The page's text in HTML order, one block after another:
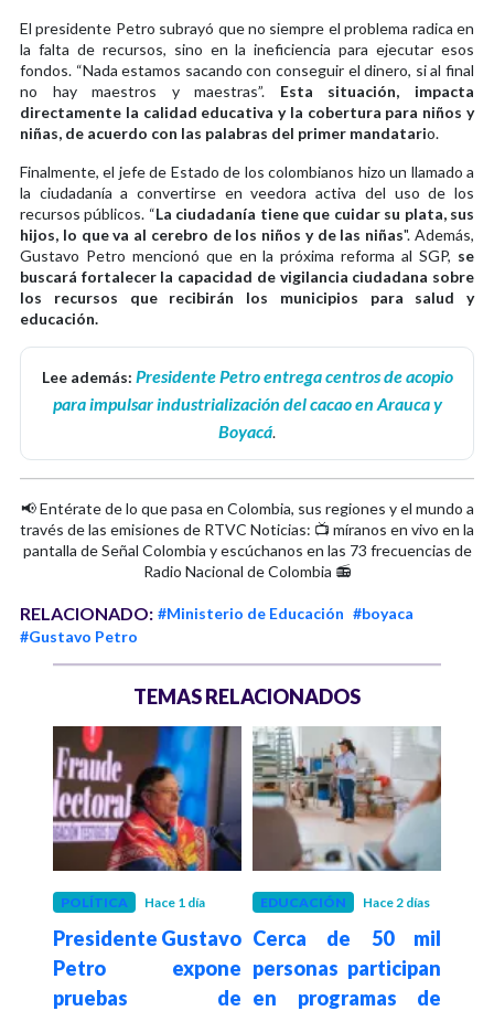
El presidente Petro subrayó que no siempre el problema radica en
la falta de recursos, sino en la ineficiencia para ejecutar esos
fondos. “Nada estamos sacando con conseguir el dinero, si al final
no hay maestros y maestras”. Esta situación, impacta
directamente la calidad educativa y la cobertura para niños y
niñas, de acuerdo con las palabras del primer mandatario.
Finalmente, el jefe de Estado de los colombianos hizo un llamado a
la ciudadanía a convertirse en veedora activa del uso de los
recursos públicos. “La ciudadanía tiene que cuidar su plata, sus
hijos, lo que va al cerebro de los niños y de las niñas". Además,
Gustavo Petro mencionó que en la próxima reforma al SGP, se
buscará fortalecer la capacidad de vigilancia ciudadana sobre
los recursos que recibirán los municipios para salud y
educación.
Lee además: Presidente Petro entrega centros de acopio
para impulsar industrialización del cacao en Arauca y
Boyacá.
📢 Entérate de lo que pasa en Colombia, sus regiones y el mundo a
través de las emisiones de RTVC Noticias: 📺 míranos en vivo en la
pantalla de Señal Colombia y escúchanos en las 73 frecuencias de
Radio Nacional de Colombia 📻
RELACIONADO: #Ministerio de Educación #boyaca
#Gustavo Petro
TEMAS RELACIONADOS
POLÍTICA Hace 1 día
Presidente Gustavo
Petro expone
pruebas de
EDUCACIÓN Hace 2 días
Cerca de 50 mil
personas participan
en programas de